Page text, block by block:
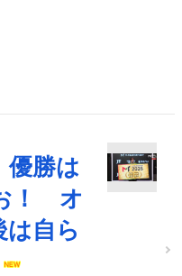
優勝は
！ オ
は自ら